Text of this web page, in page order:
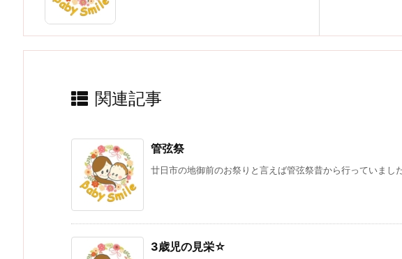
関連記事
管弦祭
廿日市の地御前のお祭りと言えば管弦祭昔から行っていまし
3歳児の見栄☆